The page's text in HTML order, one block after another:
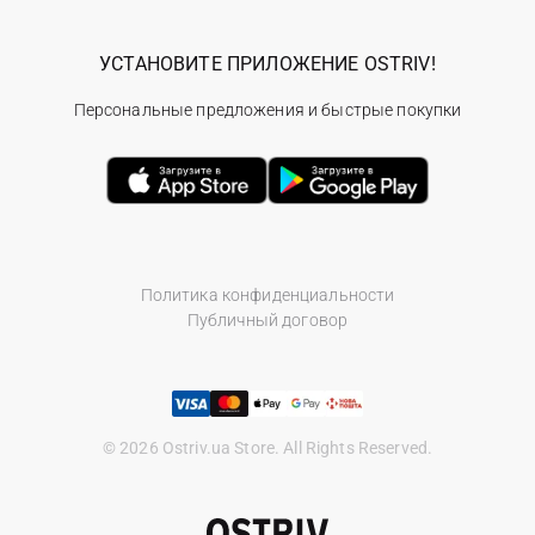
Политика конфиденциальности
Публичный договор
© 2026 Ostriv.ua Store. All Rights Reserved.
УСТАНОВИТЕ ПРИЛОЖЕНИЕ OSTRIV!
Персональные предложения и быстрые покупки